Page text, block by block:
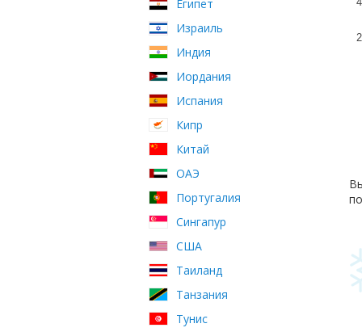
Египет
Израиль
Индия
Иордания
Испания
Кипр
Китай
ОАЭ
Португалия
Сингапур
США
Таиланд
Танзания
Тунис